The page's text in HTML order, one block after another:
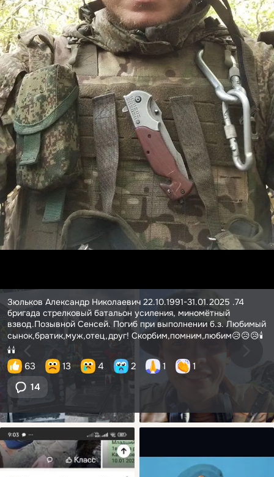
Зюльков Александр Николаевич 22.10.1991-31.01.2025 .74
бригада стрелковый батальон усиления, миномётный
взвод.Позывной Сенсей. Погиб при выполнении б.з. Любимый
сынок,братик,муж,отец,друг! Скорбим,помним,любим😥😥😥🕯️
🕯️🕯️
63 13 4 2 1
1
14